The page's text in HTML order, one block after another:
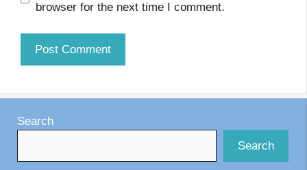
browser for the next time I comment.
Search
Search